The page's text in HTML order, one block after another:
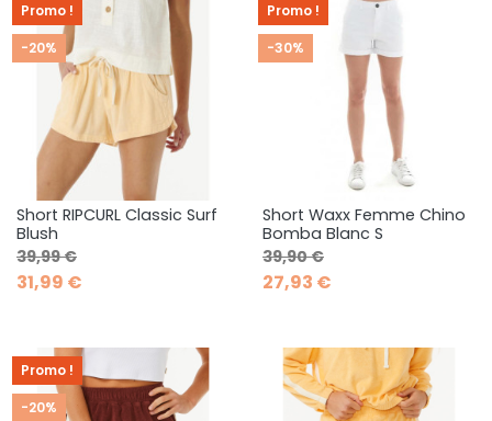
Short RIPCURL Classic Surf
Blush
Prix de base
39,99 €Prix
31,99 €
Promo !
-20%
Short Waxx Femme Chino
Bomba Blanc S
Prix de base
39,90 €Prix
27,93 €
Promo !
-30%
Promo !
-20%